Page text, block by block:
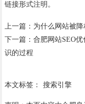
链接形式注明。
上一篇： 为什么网站被
下一篇： 合肥网站SEO
识的过程
本文标签： 搜索引擎